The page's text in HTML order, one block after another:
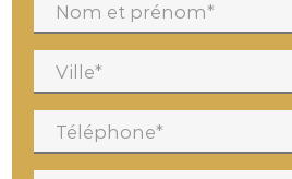
Nom et prénom*
Ville*
Téléphone*